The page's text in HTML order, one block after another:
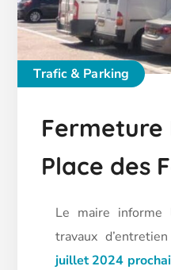
Trafic & Parking
Fermeture
Place des
Le maire informe
travaux
juillet 2024